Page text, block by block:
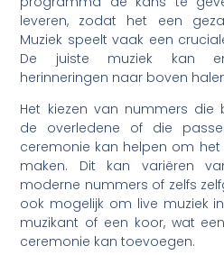
leveren, zodat het een
Muziek speelt vaak een
De juiste muziek kan
herinneringen naar boven
Het kiezen van nummers die
de overledene of die
ceremonie kan helpen om
maken. Dit kan variëren
moderne nummers of zelfs
ook mogelijk om live muziek
muzikant of een koor, wat
ceremonie kan toevoegen.